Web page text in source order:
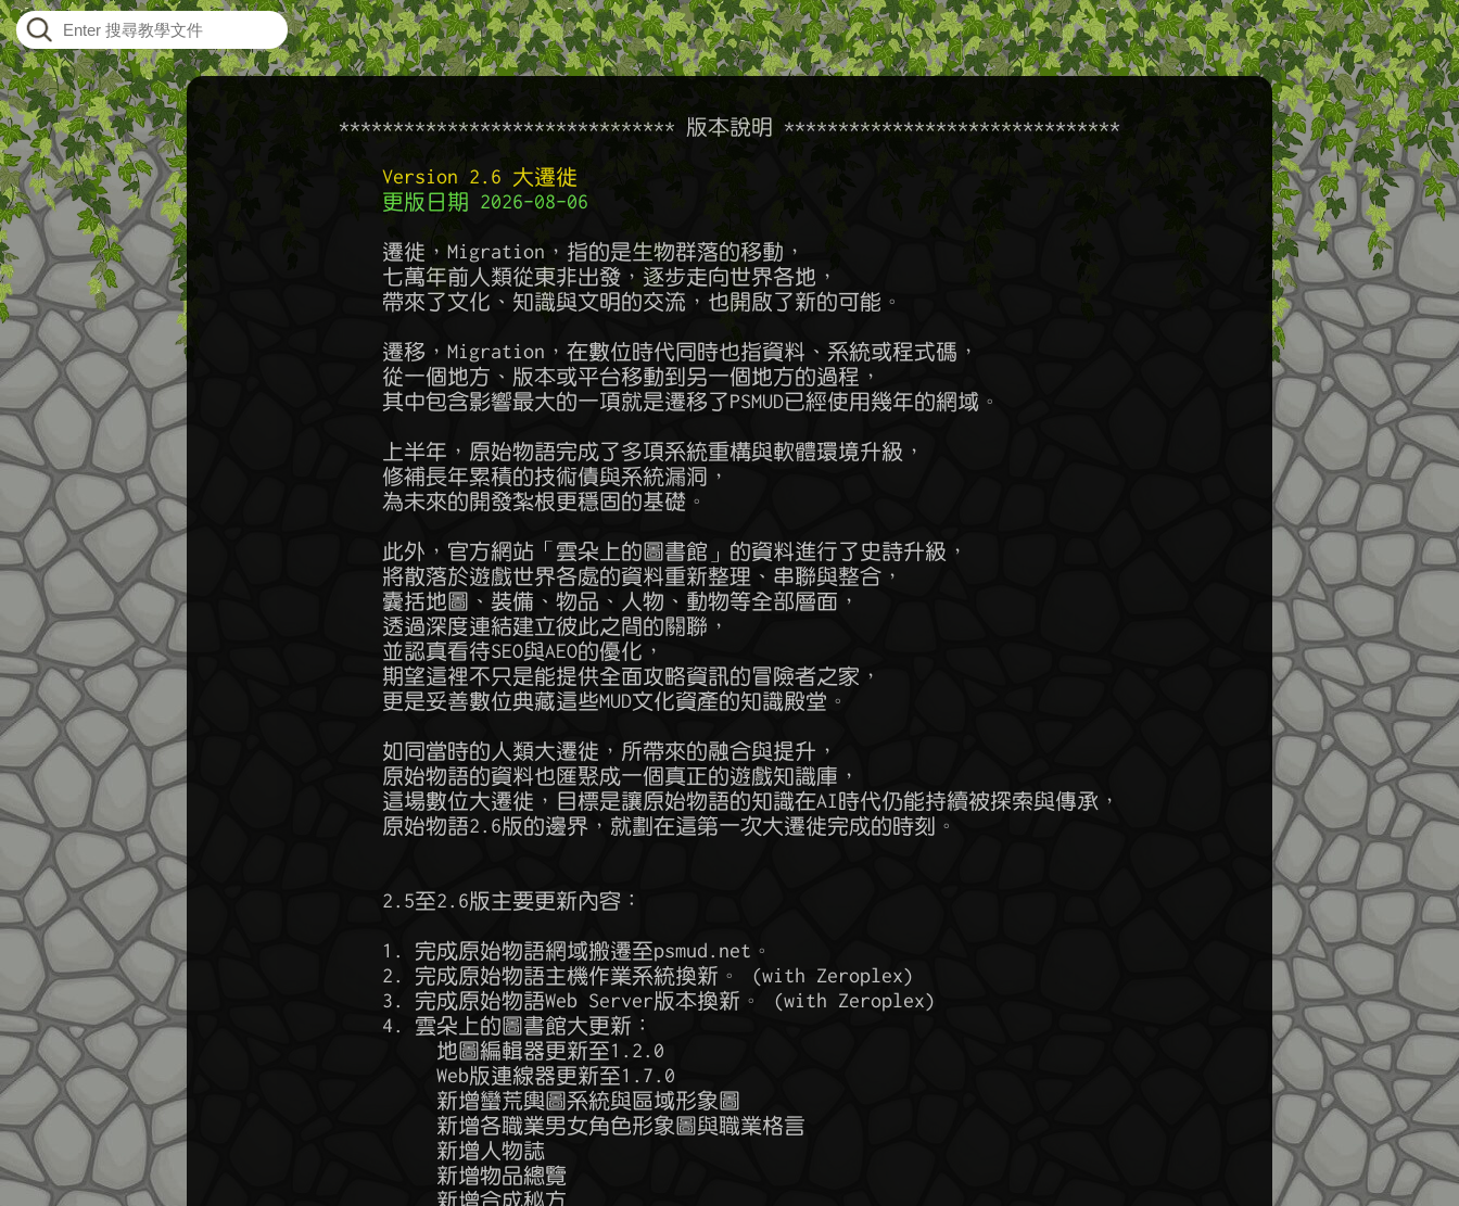
    ******************************* 版本說明 *******************************
Version 2.6 大遷徙
更版日期 2026-08-06
        遷徙，Migration，指的是生物群落的移動，
        七萬年前人類從東非出發，逐步走向世界各地，
        帶來了文化、知識與文明的交流，也開啟了新的可能。
        遷移，Migration，在數位時代同時也指資料、系統或程式碼，
        從一個地方、版本或平台移動到另一個地方的過程，
        其中包含影響最大的一項就是遷移了PSMUD已經使用幾年的網域。
        上半年，原始物語完成了多項系統重構與軟體環境升級，
        修補長年累積的技術債與系統漏洞，
        為未來的開發紮根更穩固的基礎。
        此外，官方網站「雲朵上的圖書館」的資料進行了史詩升級，
        將散落於遊戲世界各處的資料重新整理、串聯與整合，
        囊括地圖、裝備、物品、人物、動物等全部層面，
        透過深度連結建立彼此之間的關聯，
        並認真看待SEO與AEO的優化，
        期望這裡不只是能提供全面攻略資訊的冒險者之家，
        更是妥善數位典藏這些MUD文化資產的知識殿堂。
        如同當時的人類大遷徙，所帶來的融合與提升，
        原始物語的資料也匯聚成一個真正的遊戲知識庫，
        這場數位大遷徙，目標是讓原始物語的知識在AI時代仍能持續被探索與傳承，
        原始物語2.6版的邊界，就劃在這第一次大遷徙完成的時刻。
        2.5至2.6版主要更新內容：
        1. 完成原始物語網域搬遷至psmud.net。
        2. 完成原始物語主機作業系統換新。 (with Zeroplex)
        3. 完成原始物語Web Server版本換新。 (with Zeroplex)
        4. 雲朵上的圖書館大更新：
             地圖編輯器更新至1.2.0
             Web版連線器更新至1.7.0
             新增蠻荒輿圖系統與區域形象圖
             新增各職業男女角色形象圖與職業格言
             新增人物誌
             新增物品總覽
             新增合成秘方